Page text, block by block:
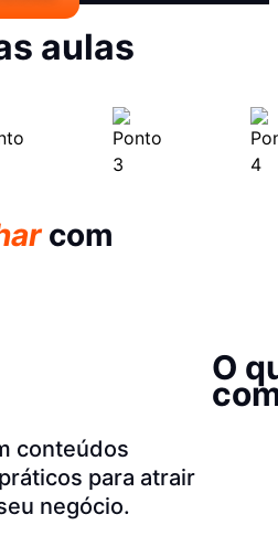
aulas
com
O
conteúdos
para atrair
negócio.